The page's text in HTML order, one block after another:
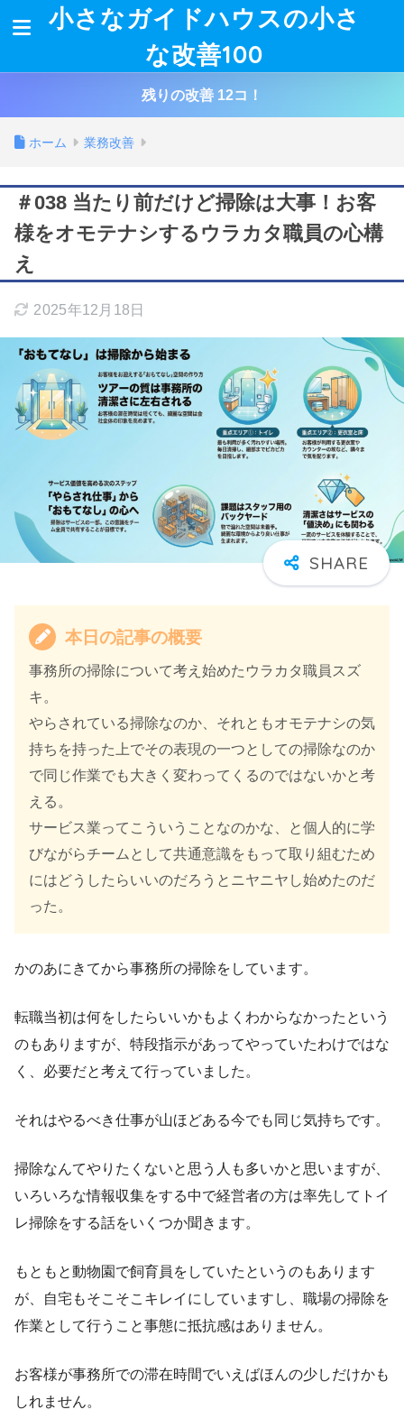
小さなガイドハウスの小さ
な改善100
残りの改善 12コ！
ホーム 業務改善
＃038 当たり前だけど掃除は大事！お客
様をオモテナシするウラカタ職員の心構
え
2025年12月18日
本日の記事の概要
事務所の掃除について考え始めたウラカタ職員スズ
キ。
やらされている掃除なのか、それともオモテナシの気
持ちを持った上でその表現の一つとしての掃除なのか
で同じ作業でも大きく変わってくるのではないかと考
える。
サービス業ってこういうことなのかな、と個人的に学
びながらチームとして共通意識をもって取り組むため
にはどうしたらいいのだろうとニヤニヤし始めたのだ
った。
かのあにきてから事務所の掃除をしています。
転職当初は何をしたらいいかもよくわからなかったという
のもありますが、特段指示があってやっていたわけではな
く、必要だと考えて行っていました。
それはやるべき仕事が山ほどある今でも同じ気持ちです。
掃除なんてやりたくないと思う人も多いかと思いますが、
いろいろな情報収集をする中で経営者の方は率先してトイ
レ掃除をする話をいくつか聞きます。
もともと動物園で飼育員をしていたというのもあります
が、自宅もそこそこキレイにしていますし、職場の掃除を
作業として行うこと事態に抵抗感はありません。
お客様が事務所での滞在時間でいえばほんの少しだけかも
しれません。